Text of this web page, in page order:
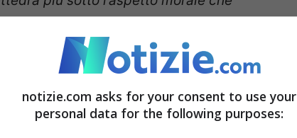
che i magistrati abbiano assunto un ruolo
in una sfera di giudizio etico e morale
politica e alla società civile.
notizie.com asks for your consent to use your
personal data for the following purposes: